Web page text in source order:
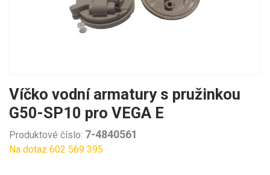
Víčko vodní armatury s pružinkou
G50-SP10 pro VEGA E
Produktové číslo: 7-4840561
Na dotaz 602 569 395